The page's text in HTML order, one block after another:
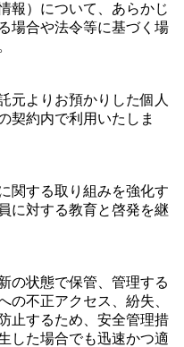
報）について、あらかじ
場合や法令等に基づく場
元よりお預かりした個人
契約内で利用いたしま
関する取り組みを強化す
に対する教育と啓発を継
の状態で保管、管理する
の不正アクセス、紛失、
止するため、安全管理措
した場合でも迅速かつ適